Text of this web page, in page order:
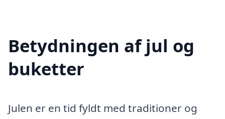
Betydningen af jul og
buketter
Julen er en tid fyldt med traditioner og